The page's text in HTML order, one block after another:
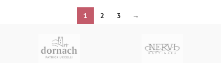
1 2 3 →